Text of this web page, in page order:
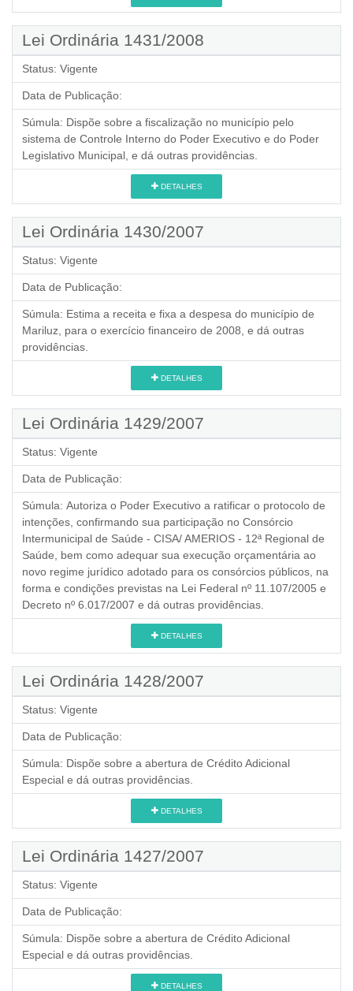
Lei Ordinária 1431/2008
Status: Vigente
Data de Publicação:
Súmula: Dispõe sobre a fiscalização no município pelo
sistema de Controle Interno do Poder Executivo e do Poder
Legislativo Municipal, e dá outras providências.
DETALHES
Lei Ordinária 1430/2007
Status: Vigente
Data de Publicação:
Súmula: Estima a receita e fixa a despesa do município de
Mariluz, para o exercício financeiro de 2008, e dá outras
providências.
DETALHES
Lei Ordinária 1429/2007
Status: Vigente
Data de Publicação:
Súmula: Autoriza o Poder Executivo a ratificar o protocolo de
intenções, confirmando sua participação no Consórcio
Intermunicipal de Saúde - CISA/ AMERIOS - 12ª Regional de
Saúde, bem como adequar sua execução orçamentária ao
novo regime jurídico adotado para os consórcios públicos, na
forma e condições previstas na Lei Federal nº 11.107/2005 e
Decreto nº 6.017/2007 e dá outras providências.
DETALHES
Lei Ordinária 1428/2007
Status: Vigente
Data de Publicação:
Súmula: Dispõe sobre a abertura de Crédito Adicional
Especial e dá outras providências.
DETALHES
Lei Ordinária 1427/2007
Status: Vigente
Data de Publicação:
Súmula: Dispõe sobre a abertura de Crédito Adicional
Especial e dá outras providências.
DETALHES